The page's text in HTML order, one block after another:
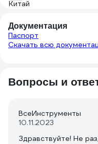
Документация
Паспорт
Скачать всю
Вопросы и
ВсеИнструменты
10.11.2023
Здравствуйте! Не